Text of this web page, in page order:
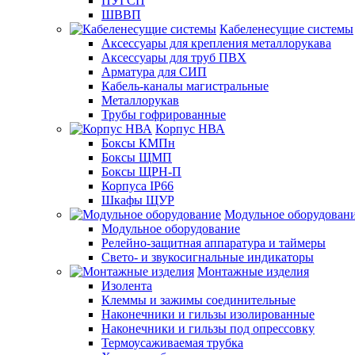
ШВВП
Кабеленесущие системы
Аксессуары для крепления металлорукава
Аксессуары для труб ПВХ
Арматура для СИП
Кабель-каналы магистральные
Металлорукав
Трубы гофрированные
Корпус НВА
Боксы КМПн
Боксы ЩМП
Боксы ЩРН-П
Корпуса IP66
Шкафы ЩУР
Модульное
Модульное оборудование
Релейно-защитная аппаратура и таймеры
Свето- и звукосигнальные индикаторы
Монтажные изделия
Изолента
Клеммы и зажимы соединительные
Наконечники и гильзы изолированные
Наконечники и гильзы под опрессовку
Термоусаживаемая трубка